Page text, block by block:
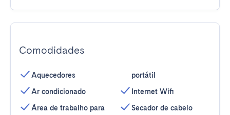
Comodidades
Aquecedores
Ar condicionado
Área de trabalho para
portátil
Internet Wifi
Secador de cabelo